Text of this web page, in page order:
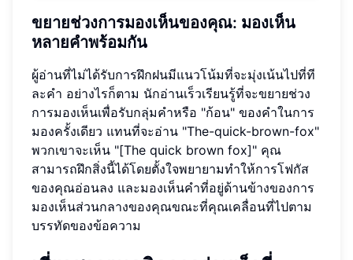
ขยายช่วงการมองเห็นของคุณ: มองเห็น
หลายคำพร้อมกัน
ผู้อ่านที่ไม่ได้รับการฝึกฝนมีแนวโน้มที่จะมุ่งเน้นไปที่ที
ละคำ อย่างไรก็ตาม นักอ่านเร็วเรียนรู้ที่จะขยายช่วง
การมองเห็นเพื่อรับกลุ่มคำหรือ "ก้อน" ของคำในการ
มองครั้งเดียว แทนที่จะอ่าน "The-quick-brown-fox"
พวกเขาจะเห็น "[The quick brown fox]" คุณ
สามารถฝึกสิ่งนี้ได้โดยตั้งใจพยายามทำให้การโฟกัส
ของคุณอ่อนลง และมองเห็นคำที่อยู่ด้านข้างของการ
มองเห็นส่วนกลางของคุณขณะที่คุณเคลื่อนที่ไปตาม
บรรทัดของข้อความ